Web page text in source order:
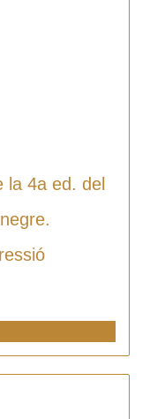
la 4a ed. del